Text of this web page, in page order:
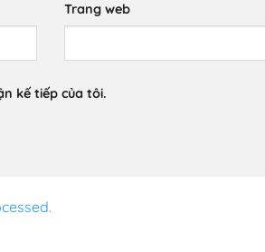
Trang web
kế tiếp của tôi.